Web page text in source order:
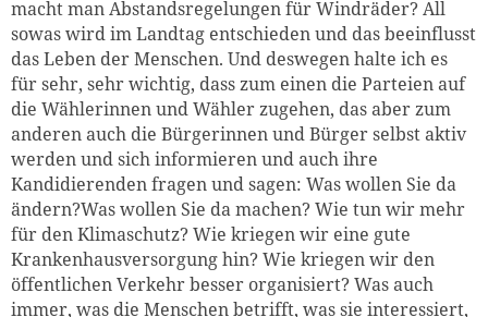
macht man Abstandsregelungen für Windräder?All
sowas wird im Landtag entschieden und das beeinflusst
das Leben der Menschen. Und deswegen halte ich es
für sehr, sehr wichtig, dass zum einen die Parteien auf
die Wählerinnen und Wähler zugehen, das aber zum
anderen auch die Bürgerinnen und Bürger selbst aktiv
werden und sich informieren und auch ihre
Kandidierenden fragen und sagen: Was wollen Sie da
ändern?Was wollen Sie da machen? Wie tun wir mehr
für den Klimaschutz? Wie kriegen wir eine gute
Krankenhausversorgung hin? Wie kriegen wir den
öffentlichen Verkehr besser organisiert? Was auch
immer, was die Menschen betrifft, was sie interessiert,